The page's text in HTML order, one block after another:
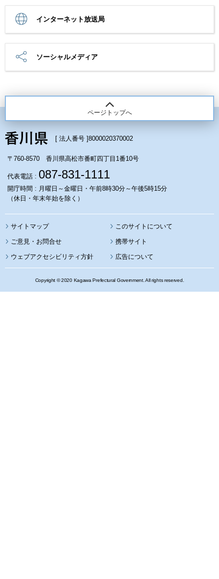
インターネット放送局
ソーシャルメディア
ページトップへ
[ 法人番号 ]8000020370002
〒760-8570 香川県高松市番町四丁目1番10号
代表電話 : 087-831-1111
開庁時間 : 月曜日～金曜日・午前8時30分～午後5時15分
（休日・年末年始を除く）
サイトマップ このサイトについて
携帯サイト
ウェブアクセシビリティ方針 広告について
Copyright © 2020 Kagawa Prefectural Government. All rights reserved.